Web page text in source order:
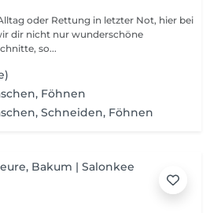
oder Rettung in letzter Not, hier bei
dir nicht nur wunderschöne
so...
Föhnen
Schneiden, Föhnen